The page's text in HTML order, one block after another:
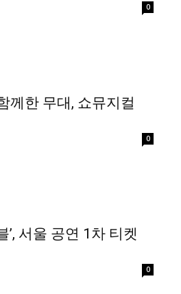
0
께한 무대, 쇼뮤지컬
0
’, 서울 공연 1차 티켓
0